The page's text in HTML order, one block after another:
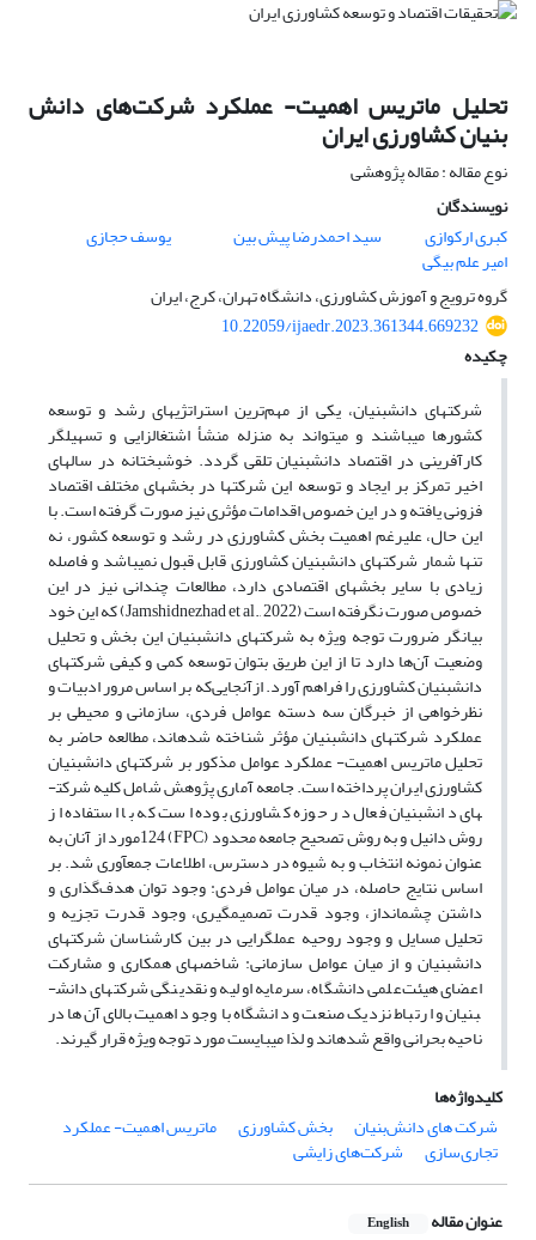
تحلیل ماتریس اهمیت- عملکرد شرکت‌های دانش
بنیان کشاورزی ایران
نوع مقاله : مقاله پژوهشی
نویسندگان
کبری ارکوازی
سید احمدرضا پیش بین یوسف حجازی
امیر علم بیگی
گروه ترویج و آموزش کشاورزی، دانشگاه تهران، کرج، ایران
10.22059/ijaedr.2023.361344.669232
چکیده
شرکت­های دانش­بنیان، یکی از مهم‌ترین استراتژی­های رشد و توسعه
کشورها می­باشند و می­تواند به منزله منشأ اشتغال­زایی و تسهیلگر
کارآفرینی در اقتصاد دانش­بنیان تلقی گردد. خوشبختانه در سال­های
اخیر تمرکز بر ایجاد و توسعه این شرکت­ها در بخش­های مختلف اقتصاد
فزونی یافته و در این خصوص اقدامات مؤثری نیز صورت گرفته است. با
این حال، علی­رغم اهمیت بخش کشاورزی در رشد و توسعه کشور، نه
تنها شمار شرکت­های دانش­بنیان کشاورزی قابل قبول نمی­باشد و فاصله
زیادی با سایر بخش­های اقتصادی دارد، مطالعات چندانی نیز در این
خصوص صورت نگرفته است (Jamshidnezhad et al., 2022) که این خود
بیانگر ضرورت توجه ویژه به شرکت­های دانش­بنیان این بخش و تحلیل
وضعیت آن‌ها دارد تا از این طریق بتوان توسعه کمی و کیفی شرکت­های
دانش­بنیان کشاورزی را فراهم آورد. ازآنجایی‌که بر اساس مرور ادبیات و
نظرخواهی از خبرگان سه دسته عوامل فردی، سازمانی و محیطی بر
عملکرد شرکت­های دانش­بنیان مؤثر شناخته شده­اند، مطالعه حاضر به
تحلیل ماتریس اهمیت- عملکرد عوامل مذکور بر شرکت­های دانش­بنیان
کشاورزی ایران پرداخته است. جامعه آماری پژوهش شامل کلیه شرکت­
های دانش­بنیان فعال در حوزه کشاورزی بوده است که با استفاده از
روش دانیل و به روش تصحیح جامعه محدود (FPC) 124مورد از آنان به
عنوان نمونه انتخاب و به شیوه در دسترس، اطلاعات جمع­آوری شد. بر
اساس نتایج حاصله، در میان عوامل فردی: وجود توان هدف‌گذاری و
داشتن چشم­انداز، وجود قدرت تصمیم­گیری، وجود قدرت تجزیه و
تحلیل مسایل و وجود روحیه عمل­گرایی در بین کارشناسان شرکت­های
دانش­بنیان و از میان عوامل سازمانی: شاخص­های همکاری و مشارکت
اعضای هیئت‌علمی دانشگاه، سرمایه اولیه و نقدینگی شرکت­های دانش­
بنیان و ارتباط نزدیک صنعت و دانشگاه با وجود اهمیت بالای آن‌ها در
ناحیه بحرانی واقع شده­اند و لذا می­بایست مورد توجه ویژه قرار گیرند.
کلیدواژه‌ها
شرکت های دانش‌بنیان
بخش کشاورزی ماتریس اهمیت- عملکرد
تجاری‌سازی شرکت‌های زایشی
عنوان مقاله English